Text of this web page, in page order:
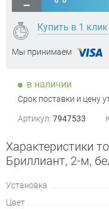
Купить в 1 клик
Мы принимаем
в наличии
Срок поставки и цену
Артикул: 7947533
Характеристики
Бриллиант, 2-м,
Установка
Цвет